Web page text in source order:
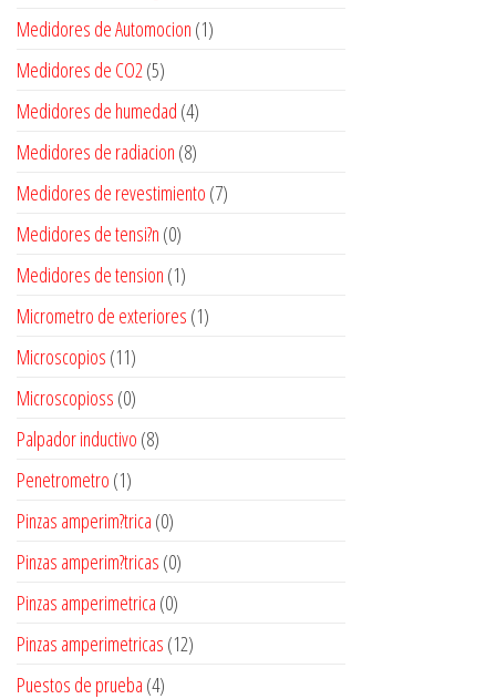
Medidores de Automocion (1)
Medidores de CO2(5)
Medidores de humedad (4)
Medidores de radiacion (8)
Medidores de revestimiento (7)
Medidores de tensi?n (0)
Medidores de tension (1)
Micrometro de exteriores (1)
Microscopios (11)
Microscopioss (0)
Palpador inductivo (8)
Penetrometro (1)
Pinzas amperim?trica (0)
Pinzas amperim?tricas (0)
Pinzas amperimetrica (0)
Pinzas amperimetricas (12)
Puestos de prueba (4)